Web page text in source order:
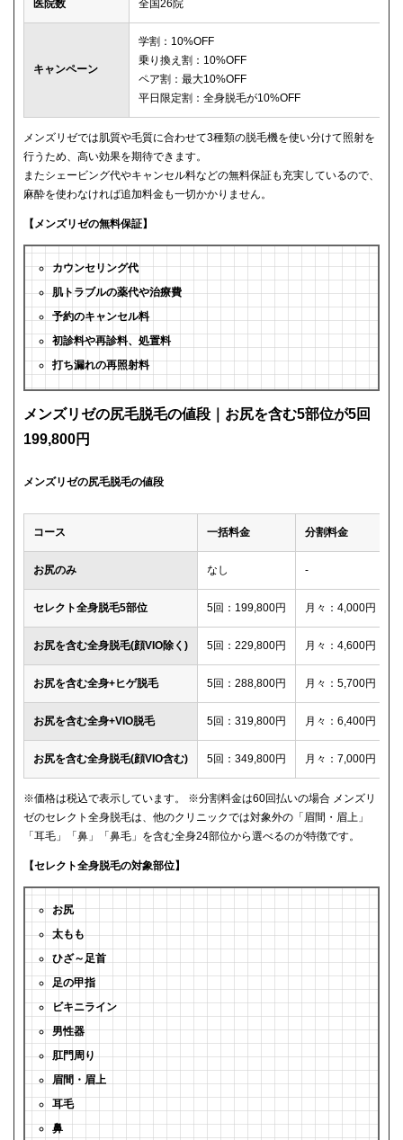
医院数 全国26院
キャンペーン
学割：10%OFF
乗り換え割：10%OFF
ペア割：最大10%OFF
平日限定割：全身脱毛が10%OFF
メンズリゼでは肌質や毛質に合わせて3種類の脱毛機を使い分けて照射を
行うため、高い効果を期待できます。
またシェービング代やキャンセル料などの無料保証も充実しているので、
麻酔を使わなければ追加料金も一切かかりません。
【メンズリゼの無料保証】
カウンセリング代
肌トラブルの薬代や治療費
予約のキャンセル料
初診料や再診料、処置料
打ち漏れの再照射料
メンズリゼの尻毛脱毛の値段｜お尻を含む5部位が5回
199,800円
メンズリゼの尻毛脱毛の値段
コース 一括料金 分割料金
お尻のみ なし -
セレクト全身脱毛5部位 5回：199,800円 月々：4,000円
お尻を含む全身脱毛(顔VIO除く) 5回：229,800円 月々：4,600円
お尻を含む全身+ヒゲ脱毛 5回：288,800円 月々：5,700円
お尻を含む全身+VIO脱毛 5回：319,800円 月々：6,400円
お尻を含む全身脱毛(顔VIO含む) 5回：349,800円 月々：7,000円
※価格は税込で表示しています。 ※分割料金は60回払いの場合 メンズリ
ゼのセレクト全身脱毛は、他のクリニックでは対象外の「眉間・眉上」
「耳毛」「鼻」「鼻毛」を含む全身24部位から選べるのが特徴です。
【セレクト全身脱毛の対象部位】
お尻
太もも
ひざ～足首
足の甲指
ビキニライン
男性器
肛門周り
眉間・眉上
耳毛
鼻